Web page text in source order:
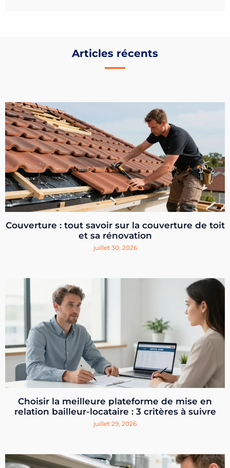
Articles récents
Couverture : tout savoir sur la couverture de toit
et sa rénovation
juillet 30, 2026
Choisir la meilleure plateforme de mise en
relation bailleur-locataire : 3 critères à suivre
juillet 29, 2026